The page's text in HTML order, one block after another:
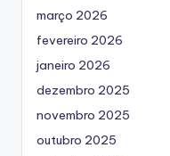
março 2026
fevereiro 2026
janeiro 2026
dezembro 2025
novembro 2025
outubro 2025